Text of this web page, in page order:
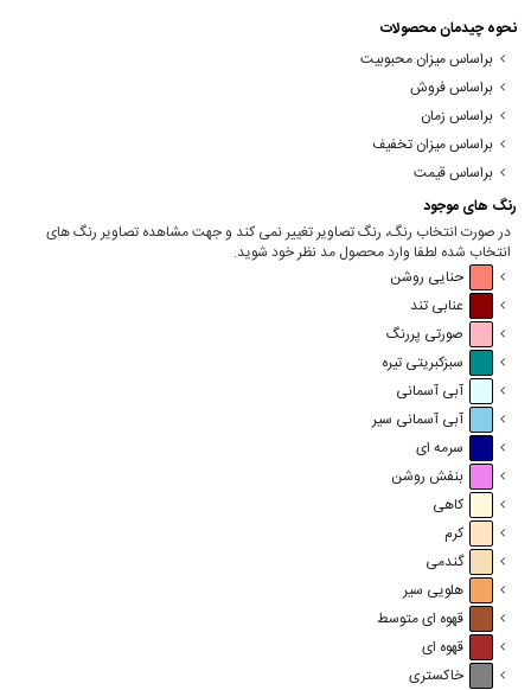
نحوه چیدمان محصولات
براساس میزان محبوبیت
براساس فروش
براساس زمان
براساس میزان تخفیف
براساس قیمت
رنگ های موجود
در صورت انتخاب رنگ، رنگ تصاویر تغییر نمی کند و جهت مشاهده تصاویر رنگ های
انتخاب شده لطفا وارد محصول مد نظر خود شوید.
حنایی روشن
عنابی تند
صورتی پررنگ
سبزکبریتی تیره
آبی آسمانی
آبی آسمانی سیر
سرمه ای
بنفش روشن
کاهی
کرم
گندمی
هلویی سیر
قهوه ای متوسط
قهوه ای
خاکستری